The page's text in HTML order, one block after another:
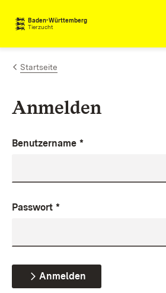
Zum Inhalt springen
Baden-Württemberg
Tierzucht
Startseite
Anmelden
Benutzername *
Passwort *
Anmelden